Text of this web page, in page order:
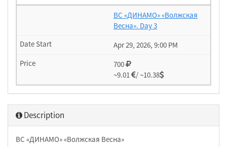
ВС «ДИНАМО» «Волжская
Весна». Day 3
Apr 29, 2026, 9:00 PM
700
~9.01
/ ~10.38
Description
ВС «ДИНАМО» «Волжская Весна»